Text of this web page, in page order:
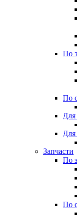
По
По
Для
Для
Запчасти
По
По